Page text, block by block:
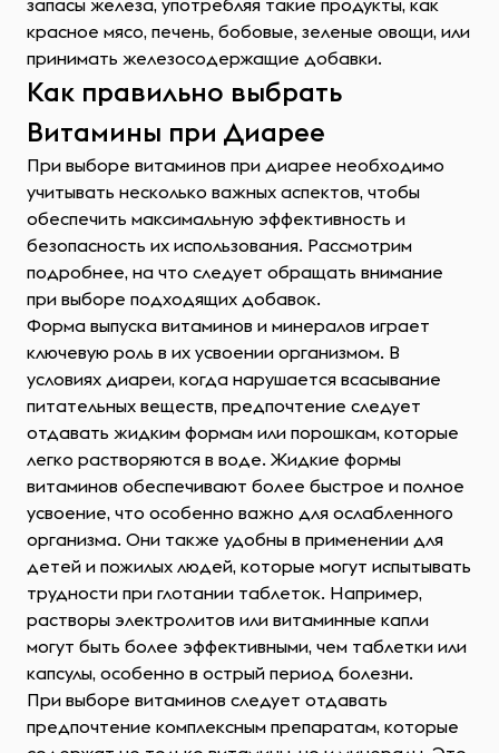
запасы железа, употребляя такие продукты, как
красное мясо, печень, бобовые, зеленые овощи, или
принимать железосодержащие добавки.
Как правильно выбрать
Витамины при Диарее
При выборе витаминов при диарее необходимо
учитывать несколько важных аспектов, чтобы
обеспечить максимальную эффективность и
безопасность их использования. Рассмотрим
подробнее, на что следует обращать внимание
при выборе подходящих добавок.
Форма выпуска витаминов и минералов играет
ключевую роль в их усвоении организмом. В
условиях диареи, когда нарушается всасывание
питательных веществ, предпочтение следует
отдавать жидким формам или порошкам, которые
легко растворяются в воде. Жидкие формы
витаминов обеспечивают более быстрое и полное
усвоение, что особенно важно для ослабленного
организма. Они также удобны в применении для
детей и пожилых людей, которые могут испытывать
трудности при глотании таблеток. Например,
растворы электролитов или витаминные капли
могут быть более эффективными, чем таблетки или
капсулы, особенно в острый период болезни.
При выборе витаминов следует отдавать
предпочтение комплексным препаратам, которые